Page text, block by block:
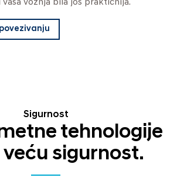
vožnja bila još praktičnija.
Sigurnost
tehnologije
veću sigurnost.